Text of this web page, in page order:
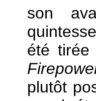
son
été
plutôt